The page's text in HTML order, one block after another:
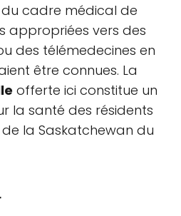
cadre médical de
appropriées vers des
des télémedecines en
être connues. La
offerte ici constitue un
la santé des résidents
la Saskatchewan du